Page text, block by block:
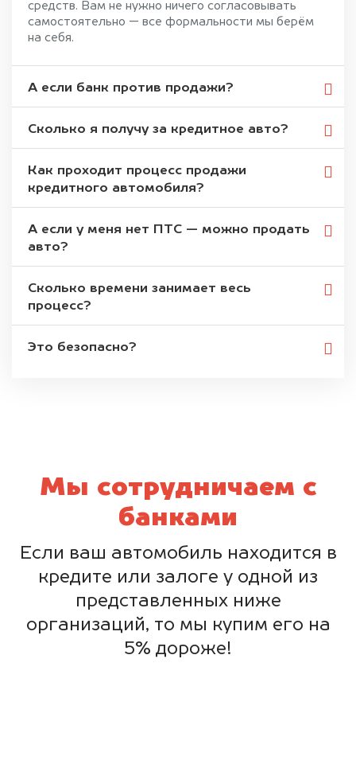
средств. Вам не нужно ничего согласовывать
самостоятельно — все формальности мы берём
на себя.
А если банк против продажи?
Сколько я получу за кредитное авто?
Как проходит процесс продажи
кредитного автомобиля?
А если у меня нет ПТС — можно продать
авто?
Сколько времени занимает весь
процесс?
Это безопасно?
Мы сотрудничаем с
банками
Если ваш автомобиль находится в
кредите или залоге у одной из
представленных ниже
организаций, то мы купим его на
5% дороже!